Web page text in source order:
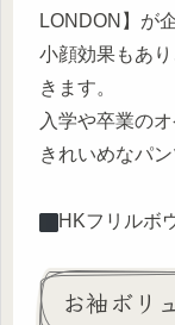
LONDON】が
小顔効果もあ
きます。
入学や卒業の
きれいめなパ
︎HKフリルボ
お袖ボリ